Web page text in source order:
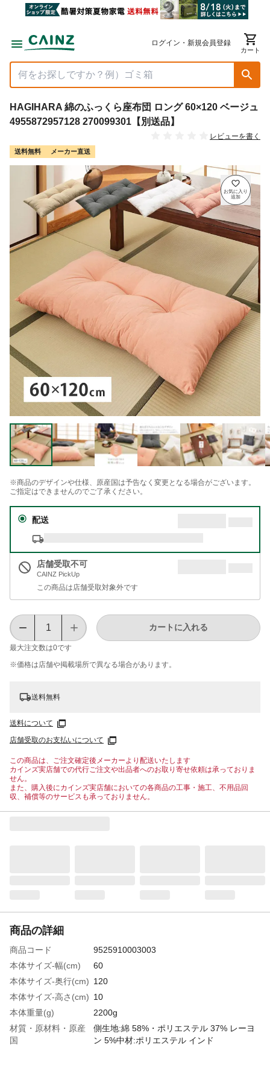
ログイン・新規会員登録
カート
HAGIHARA 綿のふっくら座布団 ロング 60×120 ベージュ
4955872957128 270099301【別送品】
レビューを書く
送料無料 メーカー直送
※商品のデザインや仕様、原産国は予告なく変更となる場合がございます。
ご指定はできませんのでご了承ください。
配送
店舗受取不可
CAINZ PickUp
この商品は店舗受取対象外です
最大注文数は0です
カートに入れる
※価格は​店舗や​掲載場所で​異なる​場合が​あります。
送料無料
送料について
店舗受取のお支払いについて
この商品は、ご注文確定後メーカーより配送いたします
カインズ実店舗での代行ご注文や出品者へのお取り寄せ依頼は承っておりま
せん。
また、購入後にカインズ実店舗においての各商品の工事・施工、不用品回
収、補償等のサービスも承っておりません。
商品の詳細
商品コード
9525910003003
本体サイズ-幅(cm)
60
本体サイズ-奥行(cm) 120
本体サイズ-高さ(cm) 10
本体重量(g)
2200g
材質・原材料・原産
国
側生地:綿 58%・ポリエステル 37% レーヨ
ン 5%中材:ポリエステル インド